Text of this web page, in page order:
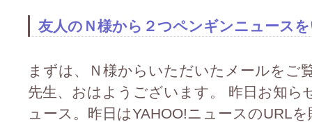
友人のＮ様から２つペンギンニュース
まずは、Ｎ様からいただいたメールをご
先生、おはようございます。 昨日お知
ュース。昨日はYAHOO!ニュースのURL